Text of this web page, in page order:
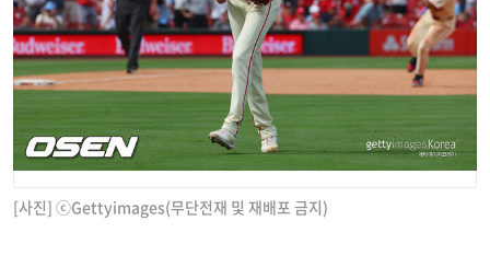
[사진] ⓒGettyimages(무단전재 및 재배포 금지)